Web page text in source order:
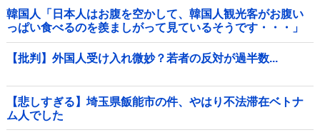
韓国人「日本人はお腹を空かして、韓国人観光客がお腹い
っぱい食べるのを羨ましがって見ているそうです・・・」
【批判】外国人受け入れ微妙？若者の反対が過半数...
【悲しすぎる】埼玉県飯能市の件、やはり不法滞在ベトナ
ム人でした